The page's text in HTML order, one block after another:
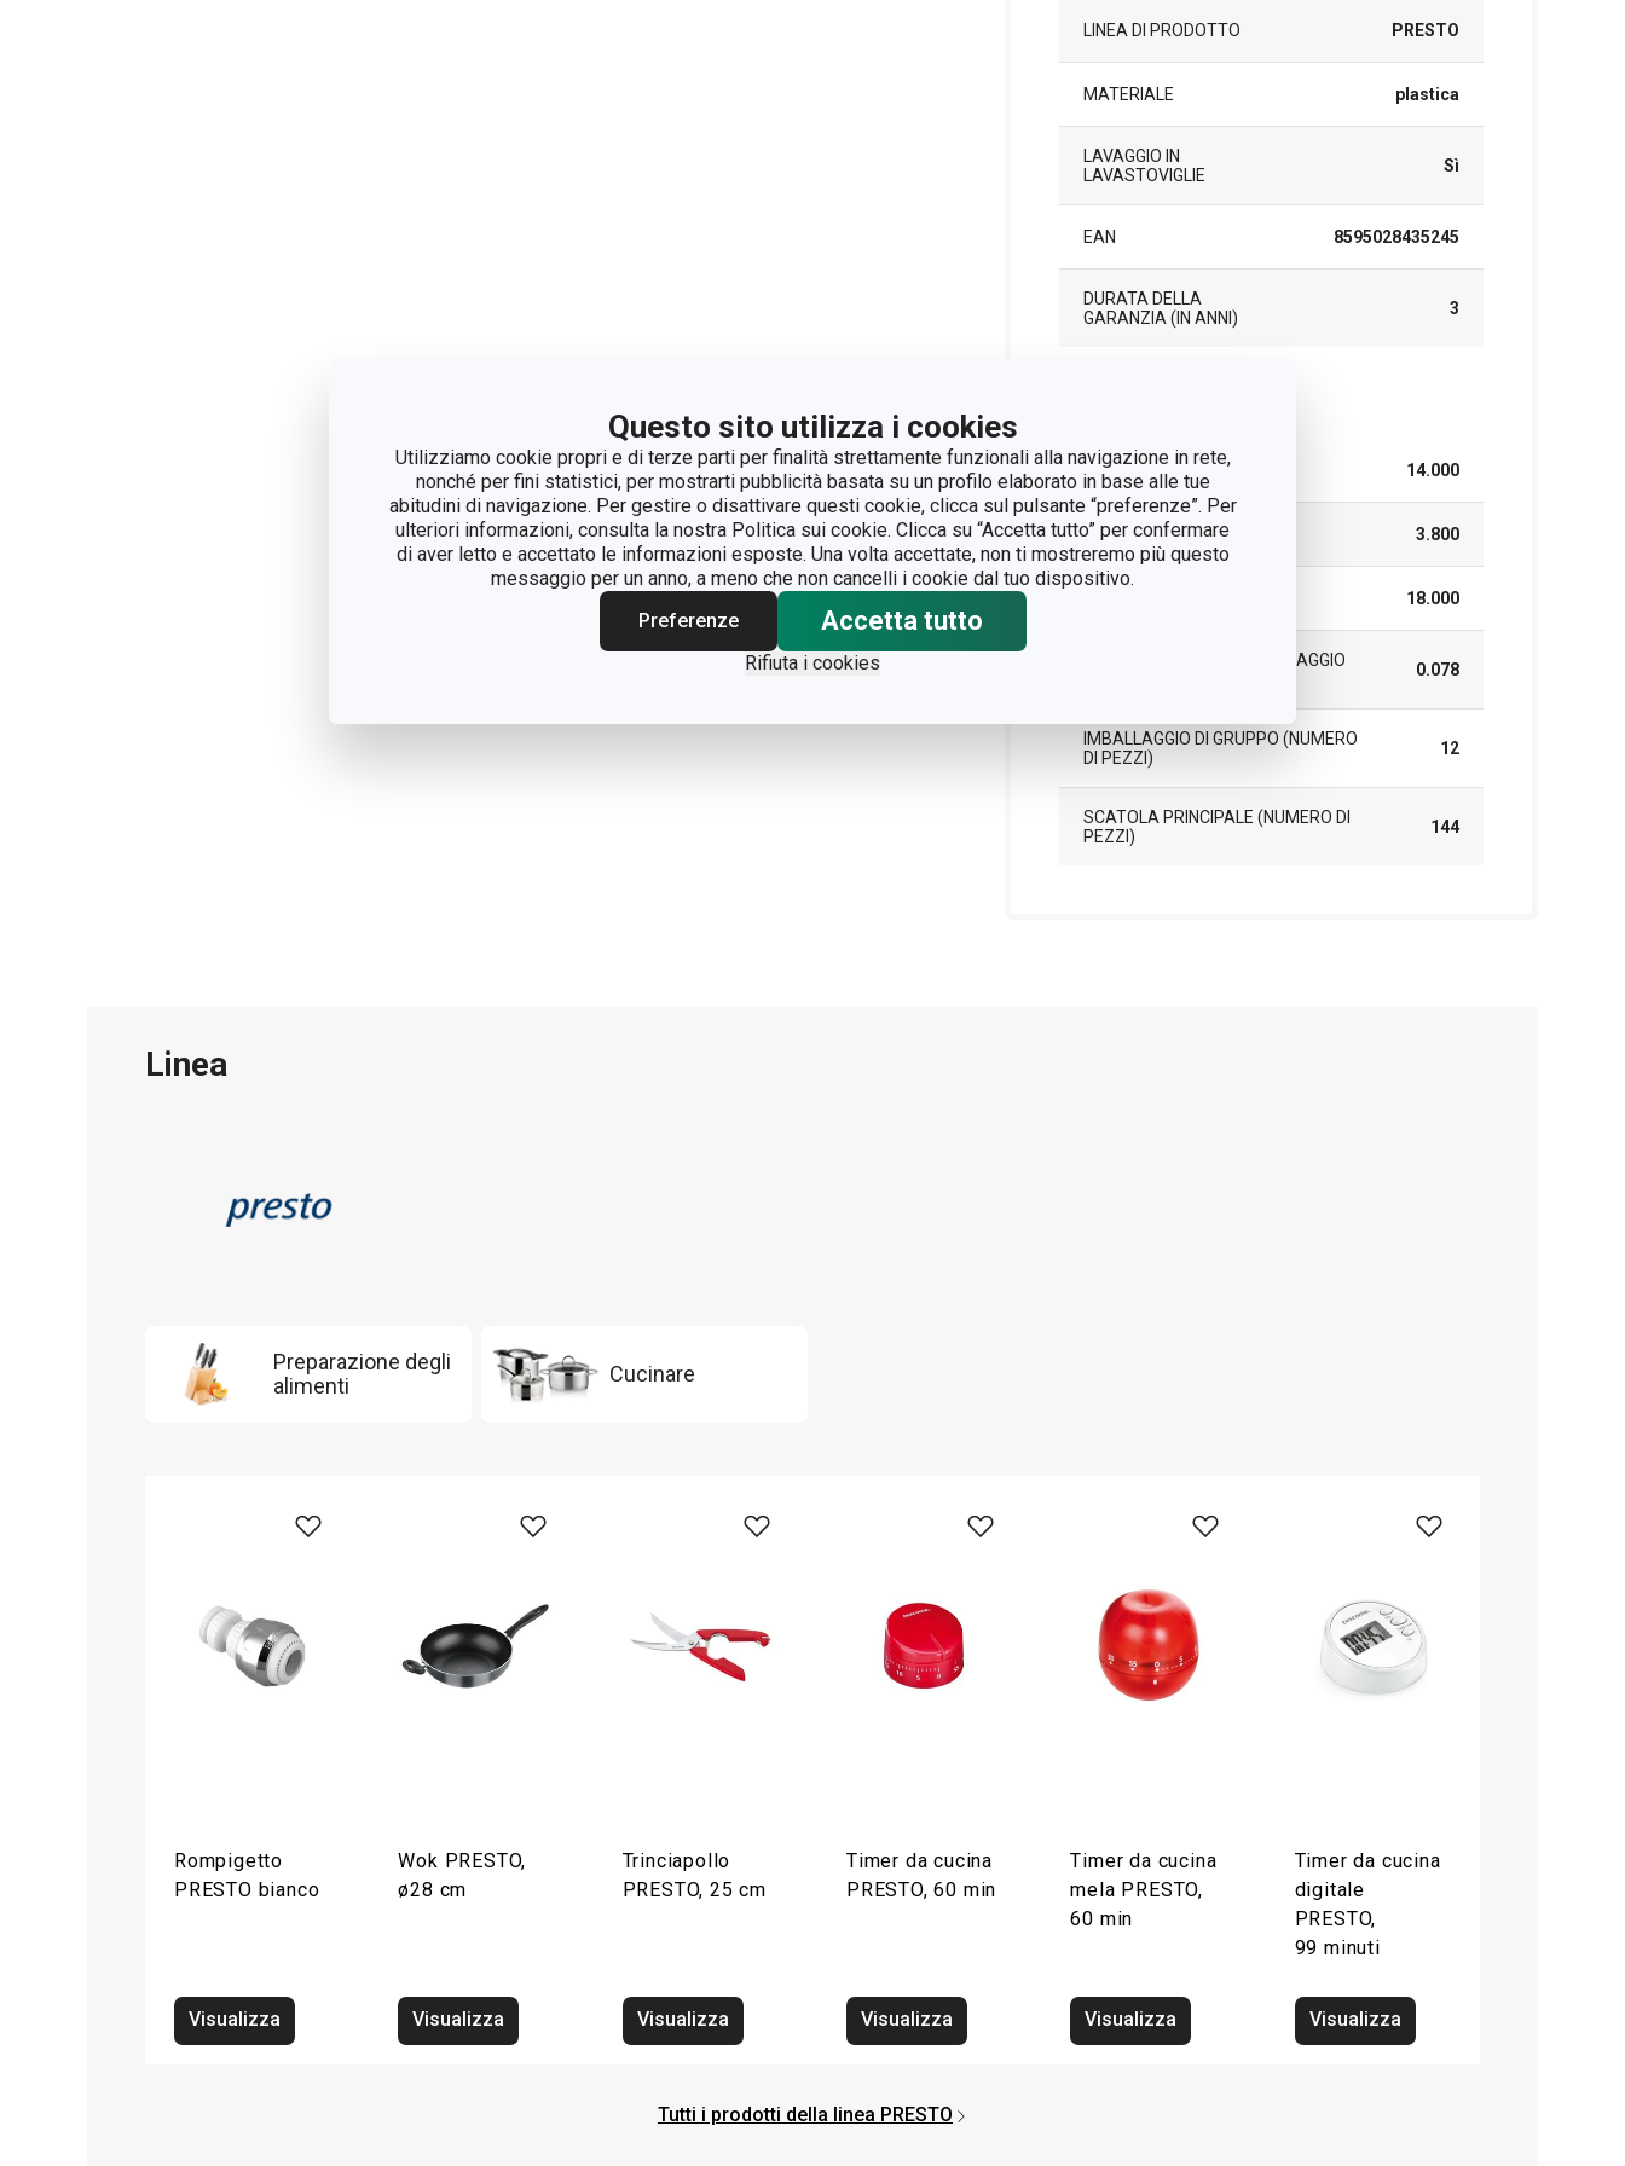
Questo sito utilizza i cookies
Utilizziamo cookie propri e di terze parti per finalità strettamente funzionali alla navigazione in rete,
nonché per fini statistici, per mostrarti pubblicità basata su un profilo elaborato in base alle tue
abitudini di navigazione. Per gestire o disattivare questi cookie, clicca sul pulsante “preferenze”. Per
ulteriori informazioni, consulta la nostra Politica sui cookie. Clicca su “Accetta tutto” per confermare
di aver letto e accettato le informazioni esposte. Una volta accettate, non ti mostreremo più questo
messaggio per un anno, a meno che non cancelli i cookie dal tuo dispositivo.
Preferenze
Accetta tutto
Rifiuta i cookies
LINEA DI PRODOTTO PRESTO
MATERIALE plastica
LAVAGGIO IN
LAVASTOVIGLIE
Sì
EAN 8595028435245
DURATA DELLA
GARANZIA (IN ANNI)
3
LARGHEZZA (CM) 14.000
ALTEZZA (CM) 3.800
18.000
PESO COMPRESO L'IMBALLAGGIO
0.078
IMBALLAGGIO DI GRUPPO (NUMERO
DI PEZZI)
12
SCATOLA PRINCIPALE (NUMERO DI
PEZZI)
144
Linea
Preparazione degli
alimenti
Cucinare
Rompigetto
PRESTO bianco
Visualizza
Wok PRESTO,
ø28 cm
Visualizza
Trinciapollo
PRESTO, 25 cm
Visualizza
Timer da cucina
PRESTO, 60 min
Visualizza
Timer da cucina
mela PRESTO,
60 min
Visualizza
Timer da cucina
digitale
PRESTO,
99 minuti
Visualizza
Tutti i prodotti della linea PRESTO